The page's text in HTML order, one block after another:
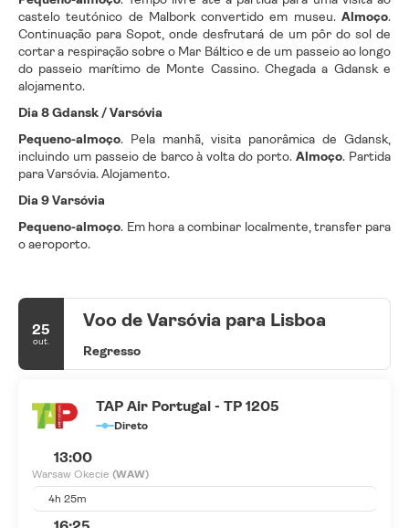
castelo teutónico de Malbork convertido em museu. Almoço.
Continuação para Sopot, onde desfrutará de um pôr do sol de
cortar a respiração sobre o Mar Báltico e de um passeio ao longo
do passeio marítimo de Monte Cassino. Chegada a Gdansk e
alojamento.
Dia 8 Gdansk / Varsóvia
Pequeno-almoço. Pela manhã, visita panorâmica de Gdansk,
incluindo um passeio de barco à volta do porto.Almoço. Partida
para Varsóvia. Alojamento.
Dia 9 Varsóvia
Pequeno-almoço. Em hora a combinar localmente, transfer para
o aeroporto.
25
out.
Voo de Varsóvia para Lisboa
Regresso
TAP Air Portugal - TP 1205
Direto
13:00
Warsaw Okecie (WAW)
4h 25m